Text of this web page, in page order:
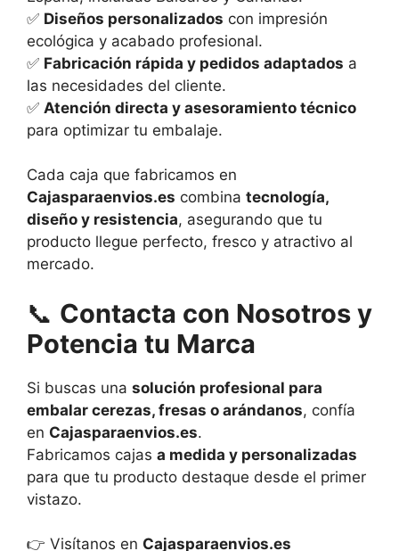
✅ Diseños personalizados con impresión
ecológica y acabado profesional.
✅ Fabricación rápida y pedidos adaptados a
las necesidades del cliente.
✅ Atención directa y asesoramiento técnico
para optimizar tu embalaje.
Cada caja que fabricamos en
Cajasparaenvios.es combina tecnología,
diseño y resistencia, asegurando que tu
producto llegue perfecto, fresco y atractivo al
mercado.
📞 Contacta con Nosotros y
Potencia tu Marca
Si buscas una solución profesional para
embalar cerezas, fresas o arándanos, confía
en Cajasparaenvios.es.
Fabricamos cajas a medida y personalizadas
para que tu producto destaque desde el primer
vistazo.
👉 Visítanos en Cajasparaenvios.es